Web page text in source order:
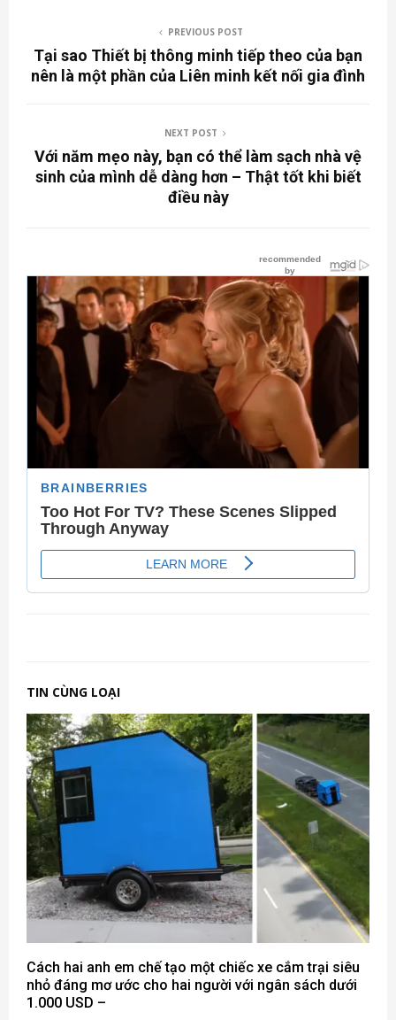
PREVIOUS POST
Tại sao Thiết bị thông minh tiếp theo của bạn
nên là một phần của Liên minh kết nối gia đình
NEXT POST
Với năm mẹo này, bạn có thể làm sạch nhà vệ
sinh của mình dễ dàng hơn – Thật tốt khi biết
điều này
TIN CÙNG LOẠI
Cách hai anh em chế tạo một chiếc xe cắm trại siêu
nhỏ đáng mơ ước cho hai người với ngân sách dưới
1.000 USD –